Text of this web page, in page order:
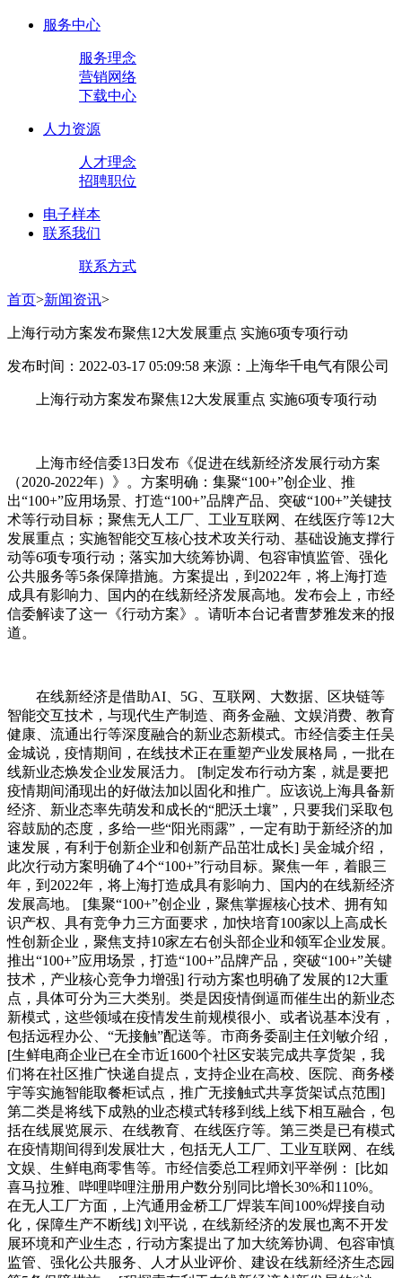
服务中心
服务理念
营销网络
下载中心
人力资源
人才理念
招聘职位
电子样本
联系我们
联系方式
首页>新闻资讯>
上海行动方案发布聚焦12大发展重点 实施6项专项行动
发布时间：2022-03-17 05:09:58 来源：上海华千电气有限公司
上海行动方案发布聚焦12大发展重点 实施6项专项行动
上海市经信委13日发布《促进在线新经济发展行动方案
（2020-2022年）》。方案明确：集聚“100+”创企业、推
出“100+”应用场景、打造“100+”品牌产品、突破“100+”关键技
术等行动目标；聚焦无人工厂、工业互联网、在线医疗等12大
发展重点；实施智能交互核心技术攻关行动、基础设施支撑行
动等6项专项行动；落实加大统筹协调、包容审慎监管、强化
公共服务等5条保障措施。方案提出，到2022年，将上海打造
成具有影响力、国内的在线新经济发展高地。发布会上，市经
信委解读了这一《行动方案》。请听本台记者曹梦雅发来的报
道。
在线新经济是借助AI、5G、互联网、大数据、区块链等
智能交互技术，与现代生产制造、商务金融、文娱消费、教育
健康、流通出行等深度融合的新业态新模式。市经信委主任吴
金城说，疫情期间，在线技术正在重塑产业发展格局，一批在
线新业态焕发企业发展活力。 [制定发布行动方案，就是要把
疫情期间涌现出的好做法加以固化和推广。应该说上海具备新
经济、新业态率先萌发和成长的“肥沃土壤”，只要我们采取包
容鼓励的态度，多给一些“阳光雨露”，一定有助于新经济的加
速发展，有利于创新企业和创新产品茁壮成长] 吴金城介绍，
此次行动方案明确了4个“100+”行动目标。聚焦一年，着眼三
年，到2022年，将上海打造成具有影响力、国内的在线新经济
发展高地。 [集聚“100+”创企业，聚焦掌握核心技术、拥有知
识产权、具有竞争力三方面要求，加快培育100家以上高成长
性创新企业，聚焦支持10家左右创头部企业和领军企业发展。
推出“100+”应用场景，打造“100+”品牌产品，突破“100+”关键
技术，产业核心竞争力增强] 行动方案也明确了发展的12大重
点，具体可分为三大类别。类是因疫情倒逼而催生出的新业态
新模式，这些领域在疫情发生前规模很小、或者说基本没有，
包括远程办公、“无接触”配送等。市商务委副主任刘敏介绍，
[生鲜电商企业已在全市近1600个社区安装完成共享货架，我
们将在社区推广快递自提点，支持企业在高校、医院、商务楼
宇等实施智能取餐柜试点，推广无接触式共享货架试点范围]
第二类是将线下成熟的业态模式转移到线上线下相互融合，包
括在线展览展示、在线教育、在线医疗等。第三类是已有模式
在疫情期间得到发展壮大，包括无人工厂、工业互联网、在线
文娱、生鲜电商零售等。市经信委总工程师刘平举例： [比如
喜马拉雅、哔哩哔哩注册用户数分别同比增长30%和110%。
在无人工厂方面，上汽通用金桥工厂焊装车间100%焊接自动
化，保障生产不断线] 刘平说，在线新经济的发展也离不开发
展环境和产业生态，行动方案提出了加大统筹协调、包容审慎
监管、强化公共服务、人才从业评价、建设在线新经济生态园